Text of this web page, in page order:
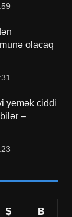
olacaq
yemək ciddi
–
Ş B